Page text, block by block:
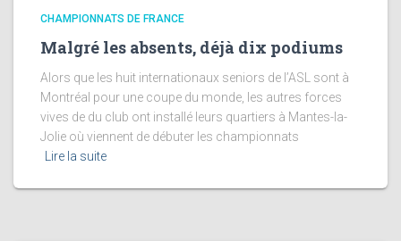
CHAMPIONNATS DE FRANCE
Malgré les absents, déjà dix podiums
Alors que les huit internationaux seniors de l’ASL sont à
Montréal pour une coupe du monde, les autres forces
vives de du club ont installé leurs quartiers à Mantes-la-
Jolie où viennent de débuter les championnats
Lire la suite